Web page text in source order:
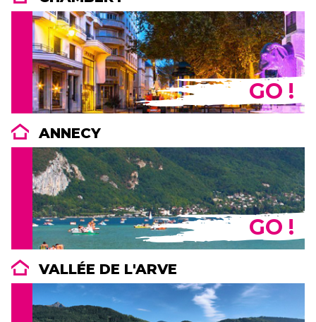
GO !
ANNECY
GO !
VALLÉE DE L'ARVE